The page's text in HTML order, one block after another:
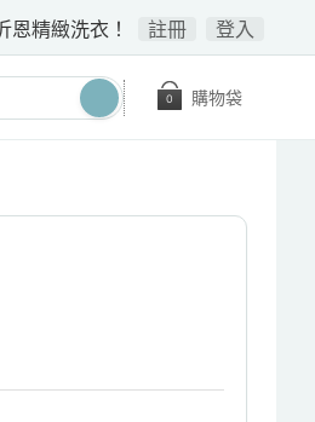
恩精緻洗衣！ 註冊 登入
購物袋
0